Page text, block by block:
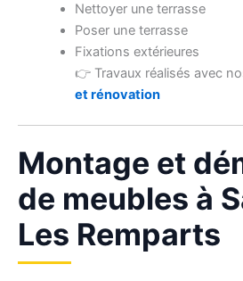
Nettoyer une terrasse
Poser une terrasse
Fixations extérieures
👉 Travaux réalisés avec
et rénovation
Montage et
de meubles à
Les Remparts